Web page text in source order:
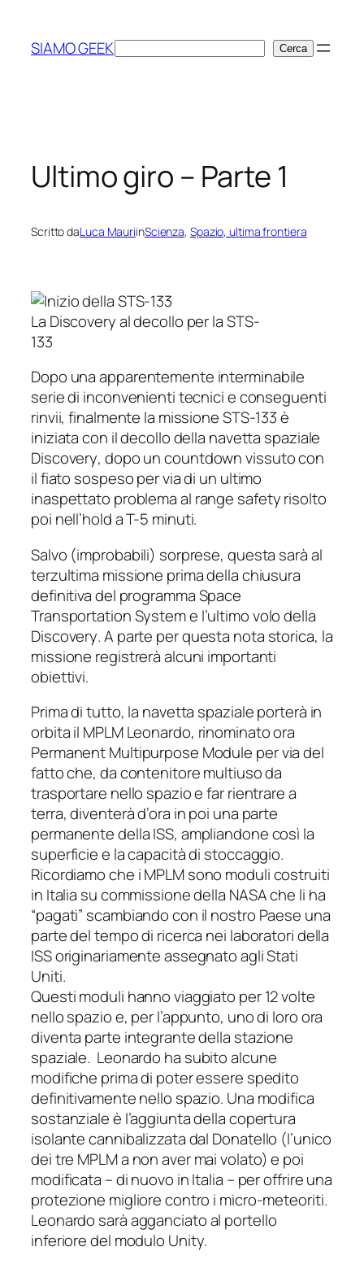
contenuto
SIAMO GEEKCerca Cerca
Ultimo giro – Parte 1
Scritto daLuca MauriinScienza, Spazio, ultima frontiera
La Discovery al decollo per la STS-
133
Dopo una apparentemente interminabile
serie di inconvenienti tecnici e conseguenti
rinvii, finalmente la missione STS-133 è
iniziata con il decollo della navetta spaziale
Discovery, dopo un countdown vissuto con
il fiato sospeso per via di un ultimo
inaspettato problema al range safetyrisolto
poi nell’holda T-5 minuti.
Salvo (improbabili) sorprese, questa sarà al
terzultima missione prima della chiusura
definitiva del programmaSpace
Transportation Systeme l’ultimo volo della
Discovery. A parte per questa nota storica, la
missione registrerà alcuni importanti
obiettivi.
Prima di tutto, la navetta spaziale porterà in
orbita il MPLMLeonardo, rinominato ora
Permanent Multipurpose Module per via del
fatto che, da contenitore multiuso da
trasportare nello spazio e far rientrare a
terra, diventerà d’ora in poi una parte
permanente della ISS, ampliandone così la
superficie e la capacità di stoccaggio.
Ricordiamo che i MPLM sono moduli costruiti
in Italia su commissione della NASA che li ha
“pagati” scambiando con il nostro Paese una
parte del tempo di ricerca nei laboratori della
ISS originariamente assegnato agli Stati
Uniti.
Questi moduli hanno viaggiato per 12 volte
nello spazio e, per l’appunto, uno di loro ora
diventa parte integrante della stazione
spaziale. Leonardo ha subito alcune
modifiche prima di poter essere spedito
definitivamente nello spazio. Una modifica
sostanziale è l’aggiunta della copertura
isolante cannibalizzata dal Donatello (l’unico
dei tre MPLM a non aver mai volato) e poi
modificata – di nuovo in Italia – per offrire una
protezione migliore contro i micro-meteoriti.
Leonardo sarà agganciato al portello
inferiore del modulo Unity.